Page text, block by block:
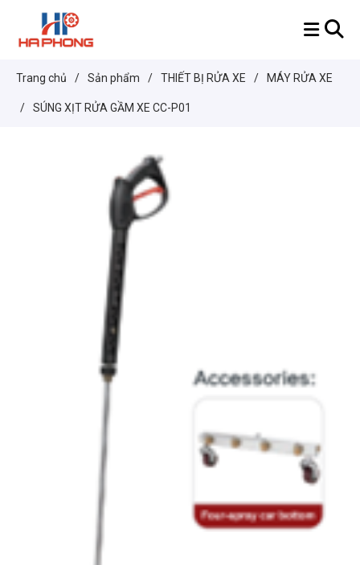
Trang chủ / Sản phẩm / THIẾT BỊ RỬA XE / MÁY RỬA XE
/ SÚNG XỊT RỬA GẦM XE CC-P01